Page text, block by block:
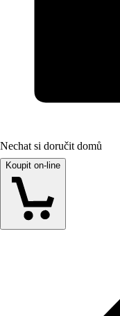
Nechat si doručit domů
Koupit on-line